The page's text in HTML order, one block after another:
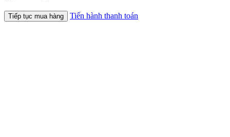
Tiếp tục mua hàng Tiến hành thanh toán